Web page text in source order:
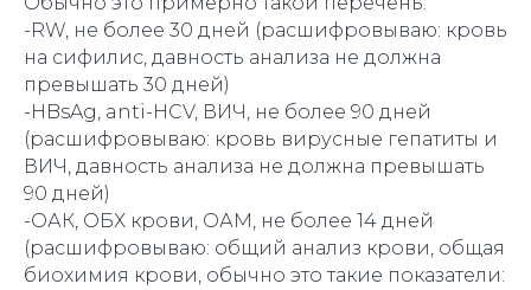
-RW, не более 30 дней (расшифровываю: кровь
на сифилис, давность анализа не должна
превышать 30 дней)
-HBsAg, anti-HCV, ВИЧ, не более 90 дней
(расшифровываю: кровь вирусные гепатиты и
ВИЧ, давность анализа не должна превышать
90 дней)
-ОАК, ОБХ крови, ОАМ, не более 14 дней
(расшифровываю: общий анализ крови, общая
биохимия крови, обычно это такие показатели: